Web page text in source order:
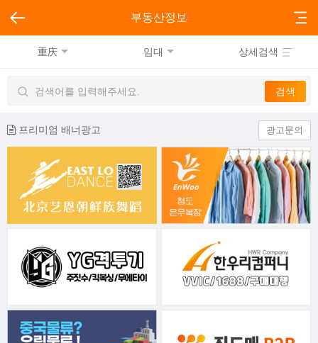
부동산정보
重庆 임대 상세검색
프리미엄 배너광고 광고문의